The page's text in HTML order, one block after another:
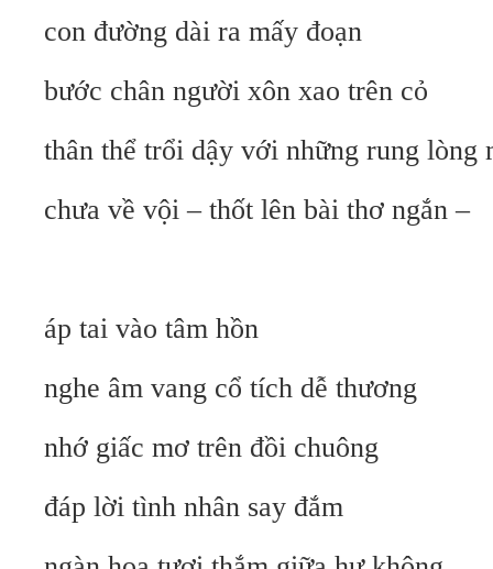
con đường dài ra mấy đoạn
bước chân người xôn xao trên cỏ
thân thể trổi dậy với những rung lòng
chưa về vội – thốt lên bài thơ ngắn –
áp tai vào tâm hồn
nghe âm vang cổ tích dễ thương
nhớ giấc mơ trên đồi chuông
đáp lời tình nhân say đắm